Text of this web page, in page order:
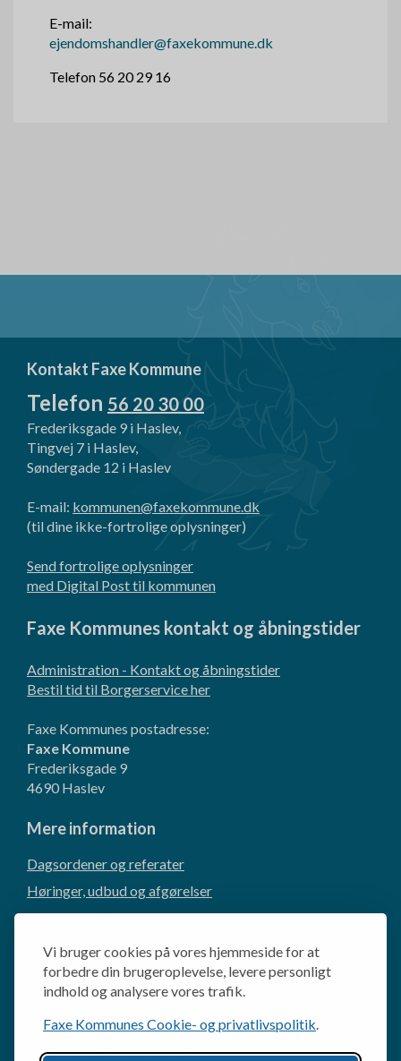
Vi bruger cookies på vores hjemmeside for at
forbedre din brugeroplevelse, levere personligt
indhold og analysere vores trafik.
Faxe Kommunes Cookie- og privatlivspolitik.
E-mail:
ejendomshandler@faxekommune.dk
Telefon 56 20 29 16
Kontakt Faxe Kommune
Telefon 56 20 30 00
Frederiksgade 9 i Haslev,
Tingvej 7 i Haslev,
Søndergade 12 i Haslev
E-mail: kommunen@faxekommune.dk
(til dine ikke-fortrolige oplysninger)
Send fortrolige oplysninger
med Digital Post til kommunen
Faxe Kommunes kontakt og åbningstider
Administration - Kontakt og åbningstider
Bestil tid til Borgerservice her
Faxe Kommunes postadresse:
Faxe Kommune
Frederiksgade 9
4690 Haslev
Mere information
Dagsordener og referater
Høringer, udbud og afgørelser
Borgerforslag
CVR og EAN-numre
Kommunikation og presse
Cookie- og privatlivspolitik
Behandling af personoplysninger
Databeskyttelsesrådgiveren